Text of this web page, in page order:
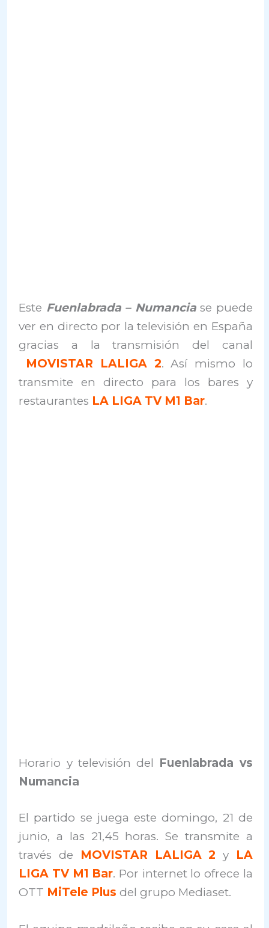
Este Fuenlabrada – Numancia se puede
ver en directo por la televisión en España
gracias a la transmisión del canal
MOVISTAR LALIGA 2. Así mismo lo
transmite en directo para los bares y
restaurantes LA LIGA TVM1 Bar.
Horario y televisión del Fuenlabrada vs
Numancia
El partido se juega este domingo, 21 de
junio, a las 21,45 horas. Se transmite a
través de MOVISTAR LALIGA 2 y LA
LIGA TV M1 Bar. Por internet lo ofrece la
OTT MiTele Plus del grupo Mediaset.